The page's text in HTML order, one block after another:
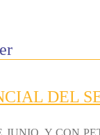
DEL
Y CON